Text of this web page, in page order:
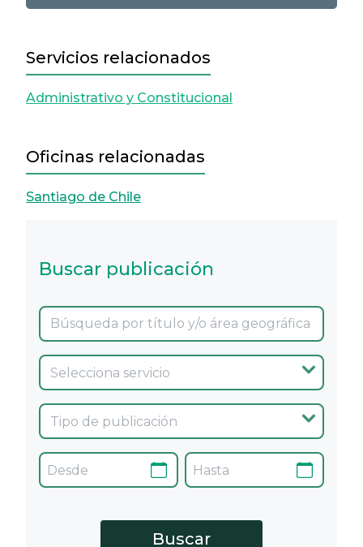
Servicios relacionados
Administrativo y Constitucional
Oficinas relacionadas
Santiago de Chile
Buscar publicación